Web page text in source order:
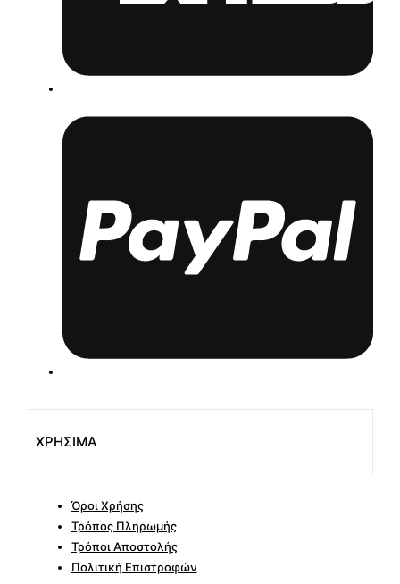
ΧΡΗΣΙΜΑ
Όροι Χρήσης
Τρόπος Πληρωμής
Τρόποι Αποστολής
Πολιτική Επιστροφών